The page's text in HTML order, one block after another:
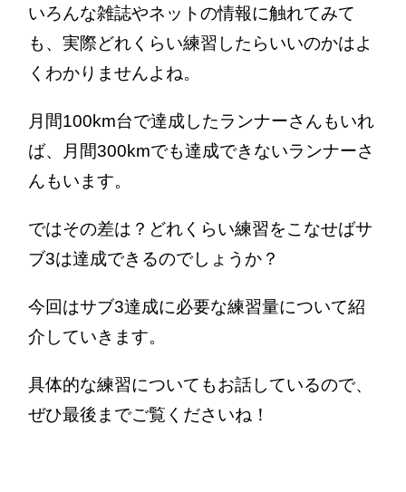
いろんな雑誌やネットの情報に触れてみて
も、実際どれくらい練習したらいいのかはよ
くわかりませんよね。
月間100km台で達成したランナーさんもいれ
ば、月間300kmでも達成できないランナーさ
んもいます。
ではその差は？どれくらい練習をこなせばサ
ブ3は達成できるのでしょうか？
今回はサブ3達成に必要な練習量について紹
介していきます。
具体的な練習についてもお話しているので、
ぜひ最後までご覧くださいね！